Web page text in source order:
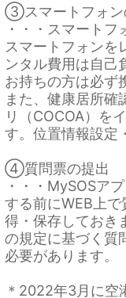
③スマートフォン
・・・スマート
スマートフォンを
ンタル費用は自己
お持ちの方は必ず
また、健康居所確
リ（COCOA）を
す。位置情報設定
④質問票の提出
・・・MySOSア
する前にWEB上
得・保存しておき
の規定に基づく質
必要があります。
＊2022年3月に空